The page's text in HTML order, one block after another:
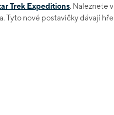
Trek Expeditions. Naleznete v
Tyto nové postavičky dávají hře